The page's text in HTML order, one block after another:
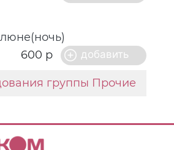
600 р
группы Прочие